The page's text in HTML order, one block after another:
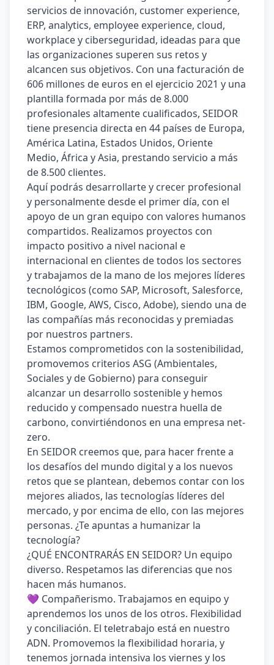
servicios de innovación, customer experience,
ERP, analytics, employee experience, cloud,
workplace y ciberseguridad, ideadas para que
las organizaciones superen sus retos y
alcancen sus objetivos. Con una facturación de
606 millones de euros en el ejercicio 2021 y una
plantilla formada por más de 8.000
profesionales altamente cualificados, SEIDOR
tiene presencia directa en 44 países de Europa,
América Latina, Estados Unidos, Oriente
Medio, África y Asia, prestando servicio a más
de 8.500 clientes.
Aquí podrás desarrollarte y crecer profesional
y personalmente desde el primer día, con el
apoyo de un gran equipo con valores humanos
compartidos. Realizamos proyectos con
impacto positivo a nivel nacional e
internacional en clientes de todos los sectores
y trabajamos de la mano de los mejores líderes
tecnológicos (como SAP, Microsoft, Salesforce,
IBM, Google, AWS, Cisco, Adobe), siendo una de
las compañías más reconocidas y premiadas
por nuestros partners.
Estamos comprometidos con la sostenibilidad,
promovemos criterios ASG (Ambientales,
Sociales y de Gobierno) para conseguir
alcanzar un desarrollo sostenible y hemos
reducido y compensado nuestra huella de
carbono, convirtiéndonos en una empresa net-
zero.
En SEIDOR creemos que, para hacer frente a
los desafíos del mundo digital y a los nuevos
retos que se plantean, debemos contar con los
mejores aliados, las tecnologías líderes del
mercado, y por encima de ello, con las mejores
personas. ¿Te apuntas a humanizar la
tecnología?
¿QUÉ ENCONTRARÁS EN SEIDOR? Un equipo
diverso. Respetamos las diferencias que nos
hacen más humanos.
💜 Compañerismo. Trabajamos en equipo y
aprendemos los unos de los otros. Flexibilidad
y conciliación. El teletrabajo está en nuestro
ADN. Promovemos la flexibilidad horaria, y
tenemos jornada intensiva los viernes y los